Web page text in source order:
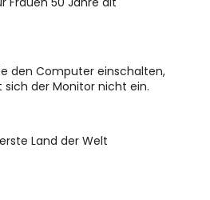
den Computer einschalten,
der Monitor nicht ein.
Land der Welt